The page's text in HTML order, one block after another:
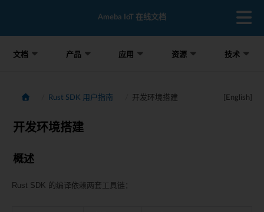
Ameba IoT 在线文档
文档 产品 应用 资源 技术
Rust SDK 用户指南 开发环境搭建 [English]
开发环境搭建
概述
Rust SDK 的编译依赖两套工具链：